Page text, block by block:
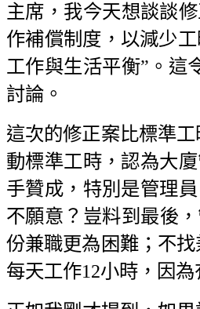
主席，我今天想談談
作補償制度，以減少
工作與生活平衡”。這
討論。
這次的修正案比標準
動標準工時，認為大
手贊成，特別是管理
不願意？豈料到最後
份兼職更為困難；不
每天工作12小時，因